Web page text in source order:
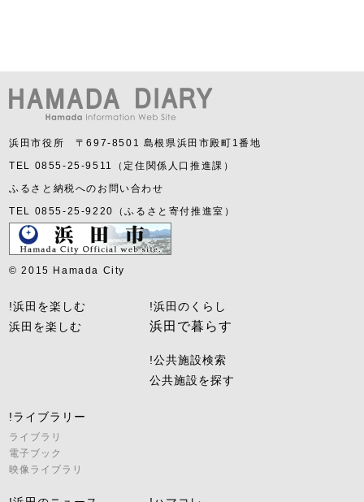
浜田市役所 〒697-8501 島根県浜田市殿町1番地
TEL 0855-25-9511（定住関係人口推進課）
ふるさと納税へのお問い合わせ
TEL 0855-25-9220（ふるさと寄付推進室）
© 2015 Hamada City
!浜田を楽しむ
浜田を楽しむ
!浜田のくらし
浜田で暮らす
!公共施設検索
公共施設を探す
!ライブラリー
ライブラリ
電子ブック
映像ライブラリ